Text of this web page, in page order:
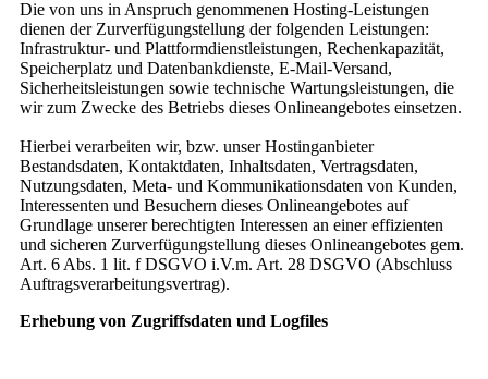
Die von uns in Anspruch genommenen Hosting-Leistungen
dienen der Zurverfügungstellung der folgenden Leistungen:
Infrastruktur- und Plattformdienstleistungen, Rechenkapazität,
Speicherplatz und Datenbankdienste, E-Mail-Versand,
Sicherheitsleistungen sowie technische Wartungsleistungen, die
wir zum Zwecke des Betriebs dieses Onlineangebotes einsetzen.
Hierbei verarbeiten wir, bzw. unser Hostinganbieter
Bestandsdaten, Kontaktdaten, Inhaltsdaten, Vertragsdaten,
Nutzungsdaten, Meta- und Kommunikationsdaten von Kunden,
Interessenten und Besuchern dieses Onlineangebotes auf
Grundlage unserer berechtigten Interessen an einer effizienten
und sicheren Zurverfügungstellung dieses Onlineangebotes gem.
Art. 6 Abs. 1 lit. f DSGVO i.V.m. Art. 28 DSGVO (Abschluss
Auftragsverarbeitungsvertrag).
Erhebung von Zugriffsdaten und Logfiles